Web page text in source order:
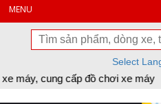
MENU
Select